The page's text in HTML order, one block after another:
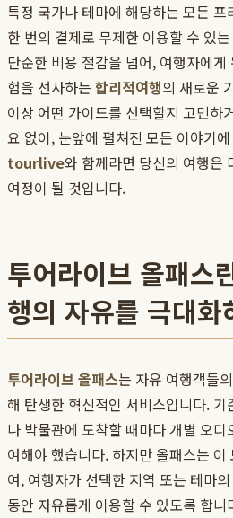
특정 국가나 테마에 해당하는 모든
한 번의 결제로 무제한 이용할 수 있
단순한 비용 절감을 넘어, 여행자에
험을 선사하는 합리적여행의 새로운
이상 어떤 가이드를 선택할지 고민하
요 없이, 눈앞에 펼쳐진 모든 이야기
tourlive와 함께라면 당신의 여행은
여정이 될 것입니다.
투어라이브 올패스
행의 자유를 극대화
투어라이브 올패스는 자유 여행객들
해 탄생한 혁신적인 서비스입니다.
나 박물관에 도착할 때마다 개별 오
여해야 했습니다. 하지만 올패스는
여, 여행자가 선택한 지역 또는 테마
동안 자유롭게 이용할 수 있도록 합